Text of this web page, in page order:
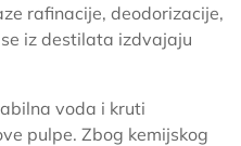
rafinacije, deodorizacije,
iz destilata izdvajaju
voda i kruti
pulpe. Zbog kemijskog